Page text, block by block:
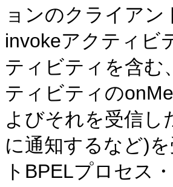
ョンのクライア
invokeアクティビ
ティビティを含む
ティビティの
よびそれを受信し
に通知するなど)
トBPELプロセス